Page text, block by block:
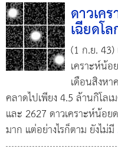
ดาวเค
เฉียดโ
(1 ก.ย.
เคราะห์น้
เดือนสิงหา
คลาดไปเพียง 4.5 ล้านกิโล
และ 2627 ดาวเคราะห์น้อย
มาก แต่อย่างไรก็ตาม ยังไม่มี